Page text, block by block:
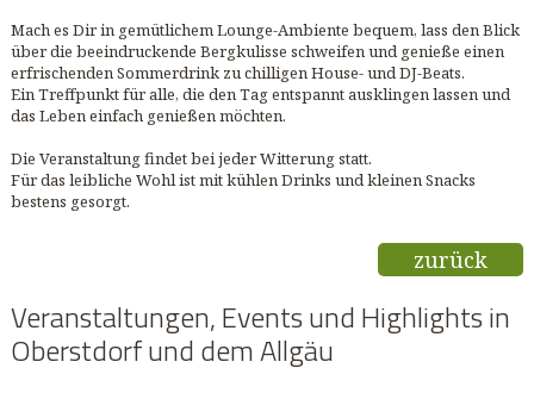
Mach es Dir in gemütlichem Lounge-Ambiente bequem, lass den Blick
über die beeindruckende Bergkulisse schweifen und genieße einen
erfrischenden Sommerdrink zu chilligen House- und DJ-Beats.
Ein Treffpunkt für alle, die den Tag entspannt ausklingen lassen und
das Leben einfach genießen möchten.
Die Veranstaltung findet bei jeder Witterung statt.
Für das leibliche Wohl ist mit kühlen Drinks und kleinen Snacks
bestens gesorgt.
zurück
Veranstaltungen, Events und Highlights in
Oberstdorf und dem Allgäu